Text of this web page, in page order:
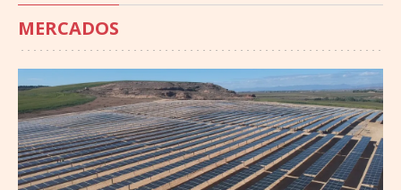
MERCADOS